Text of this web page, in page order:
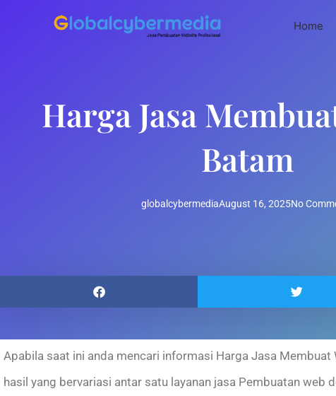
Home
Harga Jasa
Batam
globalcybermediaAugust 16, 2025No
Apabila saat ini anda mencari informasi Harga Jasa Membuat
hasil yang bervariasi antar satu layanan jasa Pembuatan web